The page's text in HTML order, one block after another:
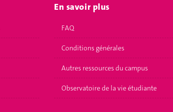
En savoir plus
FAQ
Conditions générales
Autres ressources du campus
Observatoire de la vie étudiante